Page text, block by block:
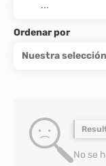
Ordenar por
Nuestra selección
No se